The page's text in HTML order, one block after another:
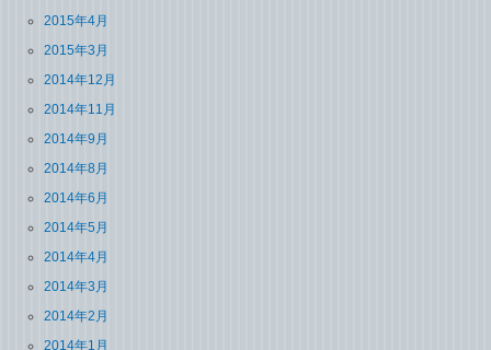
2015年4月
2015年3月
2014年12月
2014年11月
2014年9月
2014年8月
2014年6月
2014年5月
2014年4月
2014年3月
2014年2月
2014年1月